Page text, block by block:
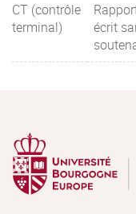
CT (contrôle
terminal)
écrit